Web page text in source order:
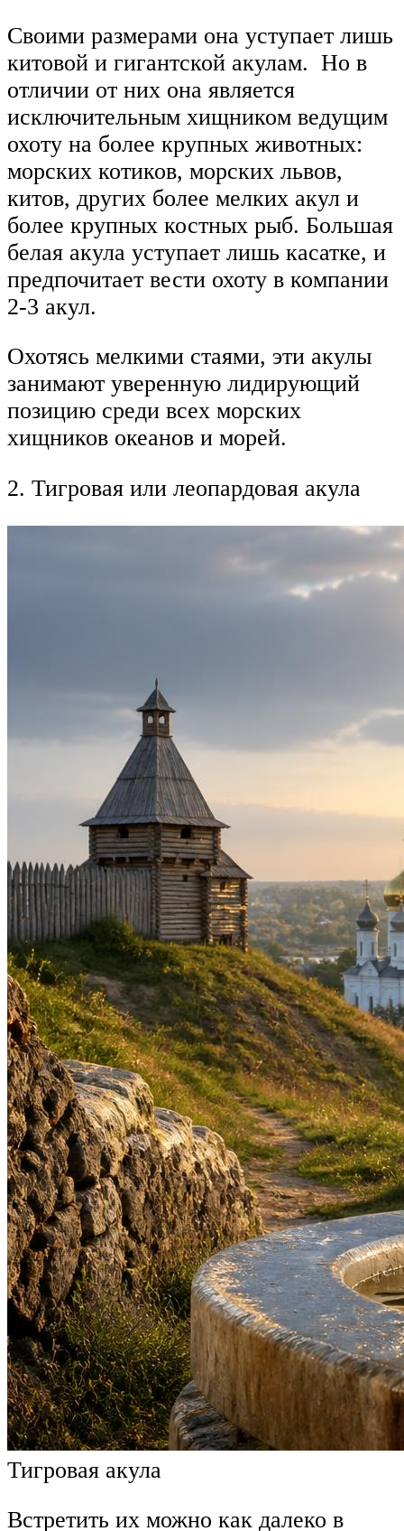
Своими размерами она уступает лишь
китовой и гигантской акулам. Но в
отличии от них она является
исключительным хищником ведущим
охоту на более крупных животных:
морских котиков, морских львов,
китов, других более мелких акул и
более крупных костных рыб. Большая
белая акула уступает лишь касатке, и
предпочитает вести охоту в компании
2-3 акул.
Охотясь мелкими стаями, эти акулы
занимают уверенную лидирующий
позицию среди всех морских
хищников океанов и морей.
2. Тигровая или леопардовая акула
Тигровая акула
Встретить их можно как далеко в